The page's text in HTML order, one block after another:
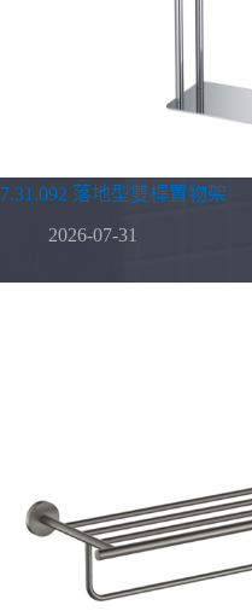
7.31.092 落地型雙桿置物架
2026-07-31